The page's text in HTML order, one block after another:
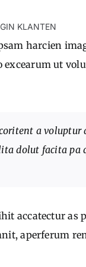
KLANTEN
harcien
excearum ut
a voluptur
dolut facita pa
accatectur as
aperferum